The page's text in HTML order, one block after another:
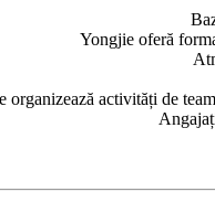
Yongjie oferă
organizează activități de